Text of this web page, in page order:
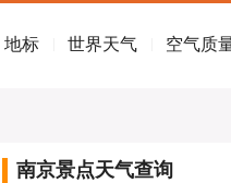
地标 世界天气 空气质
南京景点天气查询